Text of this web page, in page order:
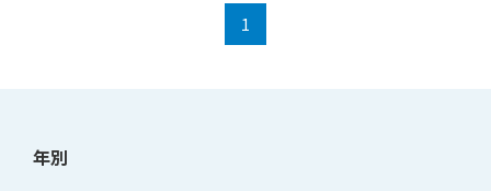
1
年別